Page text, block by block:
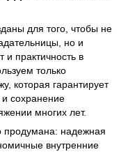
для того, чтобы не
но и
практичность в
только
которая гарантирует
и сохранение
многих лет.
продумана: надежная
внутренние